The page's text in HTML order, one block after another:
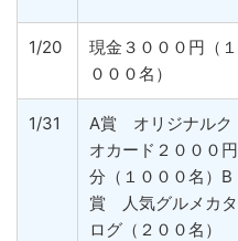
1/20
現金３０００円（１
０００名）
1/31
A賞 オリジナルク
オカード２０００円
分（１０００名）B
賞 人気グルメカタ
ログ（２００名）